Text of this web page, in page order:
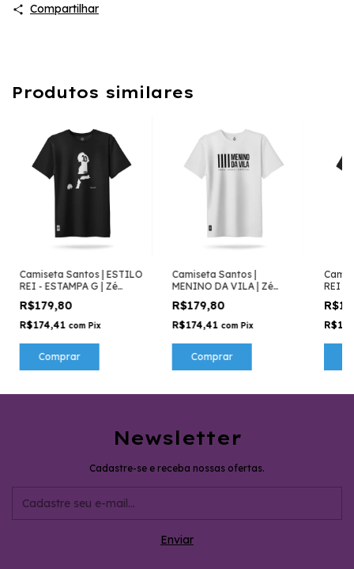
Compartilhar
Produtos similares
Camiseta Santos | ESTILO
REI - ESTAMPA G | Zé
Carretilha
R$179,80
R$174,41 com Pix
Comprar
Camiseta Santos |
MENINO DA VILA | Zé
Carretilha
R$179,80
R$174,41 com Pix
Comprar
REI -
Newsletter
Cadastre-se e receba nossas ofertas.